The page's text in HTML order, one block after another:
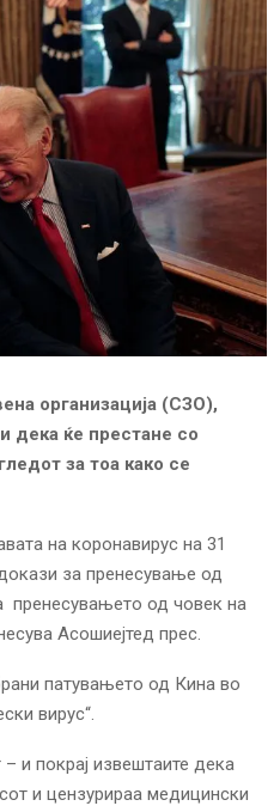
организација (СЗО),
дека ќе престане со
за тоа како се
на коронавирус на 31
за пренесување од
пренесувањето од човек на
Асошиејтед прес.
патувањето од Кина во
вирус“.
и покрај извештаите дека
и цензурираа медицински